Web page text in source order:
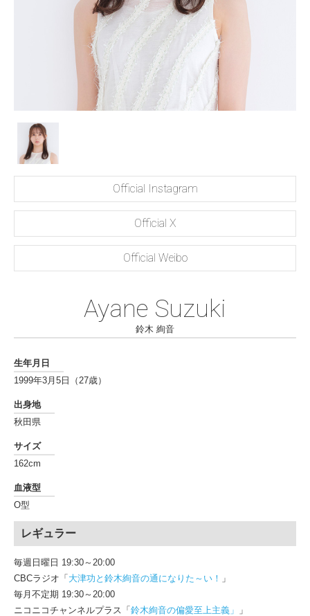
Official Instagram
Official X
Official Weibo
Ayane Suzuki
鈴木 絢音
生年月日
1999年3月5日（27歳）
出身地
秋田県
サイズ
162cm
血液型
O型
レギュラー
毎週日曜日 19:30～20:00
CBCラジオ「 大津功と鈴木絢音の通になりた～い！ 」
毎月不定期 19:30～20:00
ニコニコチャンネルプラス「 鈴木絢音の偏愛至上主義」 」